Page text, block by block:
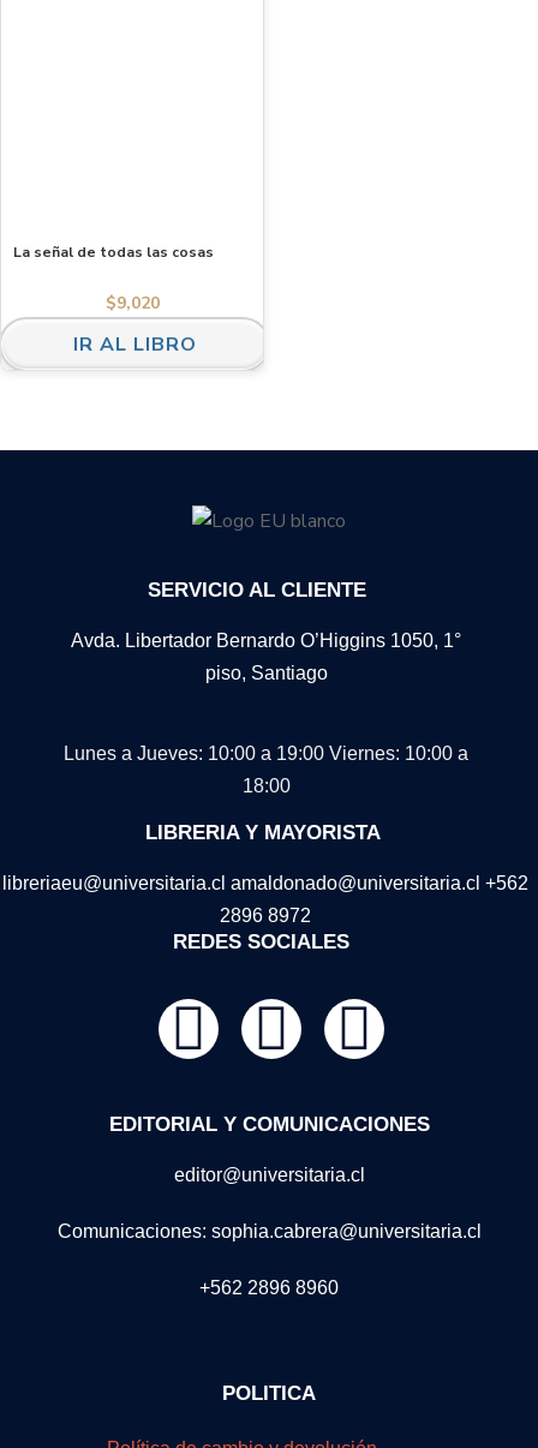
La señal de todas las cosas
$9,020
IR AL LIBRO
SERVICIO AL CLIENTE
Avda. Libertador Bernardo O’Higgins 1050, 1°
piso, Santiago
Lunes a Jueves: 10:00 a 19:00 Viernes: 10:00 a
18:00
LIBRERIA Y MAYORISTA
libreriaeu@universitaria.cl amaldonado@universitaria.cl +562
2896 8972
REDES SOCIALES
EDITORIAL Y COMUNICACIONES
editor@universitaria.cl
Comunicaciones: sophia.cabrera@universitaria.cl
+562 2896 8960
POLITICA